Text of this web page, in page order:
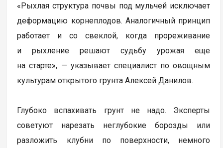
«Рыхлая структура почвы под мульчей исключает
деформацию корнеплодов. Аналогичный принцип
работает и со свеклой, когда прореживание
и рыхление решают судьбу урожая еще
на старте», — указывает специалист по овощным
культурам открытого грунта Алексей Данилов.
Глубоко вспахивать грунт не надо. Эксперты
советуют нарезать неглубокие борозды или
разложить клубни по поверхности, немного